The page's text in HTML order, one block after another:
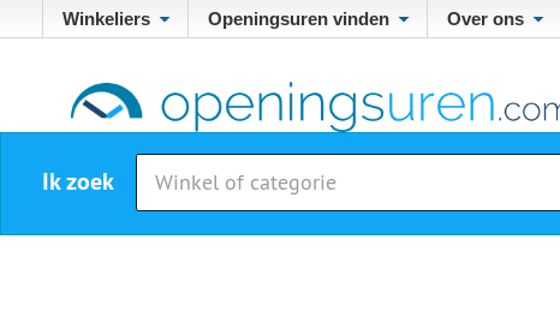
Winkeliers Openingsuren vinden Over ons
Ik zoek